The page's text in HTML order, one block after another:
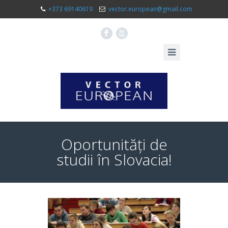
+373 69140619 vector.european@gmail.com
F X
Oportunități de
studii în Slovacia!